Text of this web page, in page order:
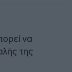
να
της